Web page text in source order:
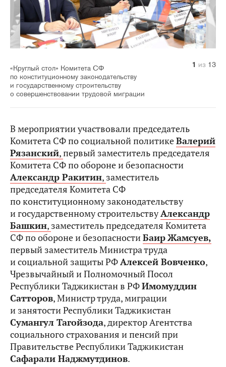
«Круглый стол» Комитета СФ
по конституционному законодательству
и государственному строительству
о совершенствовании трудовой миграции
1 из 13
2 из 13
3 из 13
4 из 13
5 из 13
6 из 13
7 из 13
8 из 13
9 из 13
10 из 13
11 из 13
12 из 13
13 из 13
В мероприятии участвовали председатель
Комитета СФ по социальной политикеВалерий
Рязанский,первый заместитель председателя
Комитета СФ по обороне и безопасности
Александр Ракитин, заместитель
председателя Комитета СФ
по конституционному законодательству
и государственному строительствуАлександр
Башкин, заместитель председателя Комитета
СФ по обороне и безопасностиБаирЖамсуев,
первый заместитель Министра труда
и социальной защиты РФАлексей Вовченко,
Чрезвычайный и Полномочный Посол
Республики Таджикистан в РФИмомуддин
Сатторов, Министр труда, миграции
и занятости Республики Таджикистан
Сумангул Тагойзода, директор Агентства
социального страхования и пенсий при
Правительстве Республики Таджикистан
Сафарали Наджмутдинов.